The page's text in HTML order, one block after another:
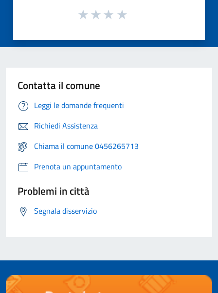
Contatta il comune
Leggi le domande frequenti
Richiedi Assistenza
Chiama il comune 0456265713
Prenota un appuntamento
Problemi in città
Segnala disservizio